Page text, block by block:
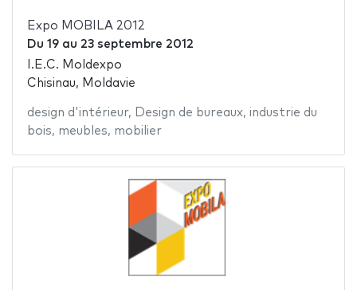
Expo MOBILA 2012
Du 19au 23 septembre 2012
I.E.C. Moldexpo
Chisinau, Moldavie
design d'intérieur, Design de bureaux, industrie du
bois, meubles, mobilier